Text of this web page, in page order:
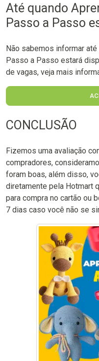
Até quando
Passo a Passo
Não sabemos informar
Passo a Passo estará
de vagas, veja mais
CONCLUSÃO
Fizemos uma avaliação
compradores,
foram boas, além disso,
diretamente pela Hotmart
para compra no cartão ou
7 dias caso você não se